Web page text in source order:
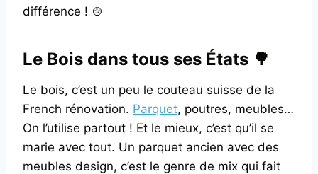
différence ! 🍲
Le Bois dans tous ses États 🌳
Le bois, c’est un peu le couteau suisse de la
French rénovation. Parquet, poutres, meubles…
On l’utilise partout ! Et le mieux, c’est qu’il se
marie avec tout. Un parquet ancien avec des
meubles design, c’est le genre de mix qui fait